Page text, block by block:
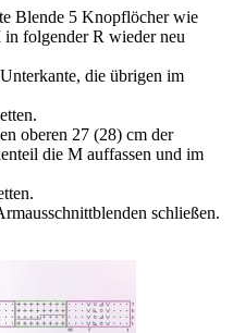
Blende 5 Knopflöcher wie
folgender R wieder neu
die übrigen im
oberen 27 (28) cm der
die M auffassen und im
schließen.